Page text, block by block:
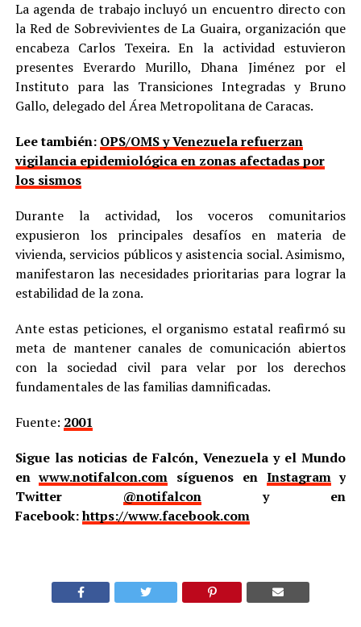
La agenda de trabajo incluyó un encuentro directo con
la Red de Sobrevivientes de La Guaira, organización que
encabeza Carlos Texeira. En la actividad estuvieron
presentes Everardo Murillo, Dhana Jiménez por el
Instituto para las Transiciones Integradas y Bruno
Gallo, delegado del Área Metropolitana de Caracas.
Lee también: OPS/OMS y Venezuela refuerzan
vigilancia epidemiológica en zonas afectadas por
los sismos
Durante la actividad, los voceros comunitarios
expusieron los principales desafíos en materia de
vivienda, servicios públicos y asistencia social. Asimismo,
manifestaron las necesidades prioritarias para lograr la
estabilidad de la zona.
Ante estas peticiones, el organismo estatal reafirmó su
meta de mantener canales de comunicación abiertos
con la sociedad civil para velar por los derechos
fundamentales de las familias damnificadas.
Fuente: 2001
Sigue las noticias de Falcón, Venezuela y el Mundo
enwww.notifalcon.com síguenos en Instagramy
Twitter @notifalcony en
Facebook:https://www.facebook.com